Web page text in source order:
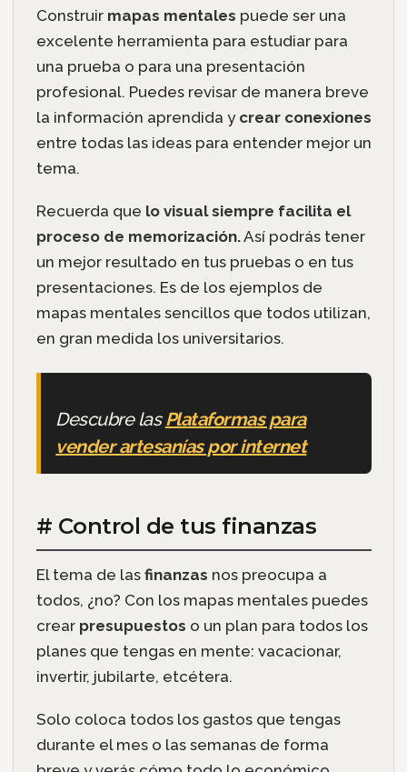
Construir mapas mentales puede ser una
excelente herramienta para estudiar para
una prueba o para una presentación
profesional. Puedes revisar de manera breve
la información aprendida y crear conexiones
entre todas las ideas para entender mejor un
tema.
Recuerda que lo visual siempre facilita el
proceso de memorización.Así podrás tener
un mejor resultado en tus pruebas o en tus
presentaciones. Es de los ejemplos de
mapas mentales sencillos que todos utilizan,
en gran medida los universitarios.
Descubre lasPlataformas para
vender artesanías por internet
# Control de tus finanzas
El tema de las finanzas nos preocupa a
todos, ¿no? Con los mapas mentales puedes
crear presupuestos o un plan para todos los
planes que tengas en mente: vacacionar,
invertir, jubilarte, etcétera.
Solo coloca todos los gastos que tengas
durante el mes o las semanas de forma